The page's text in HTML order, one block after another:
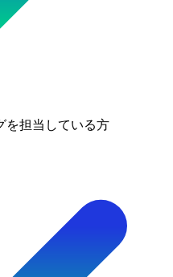
を担当している方